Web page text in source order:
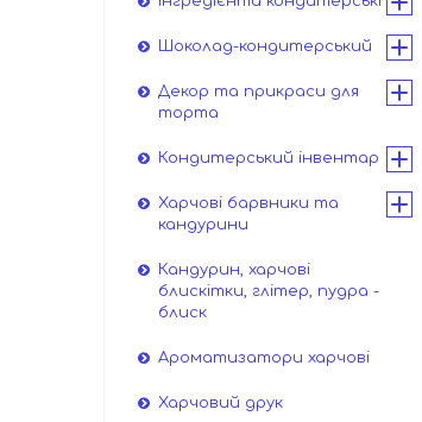
Шоколад-кондитерський
Декор та прикраси для
торта
Кондитерський інвентар
Харчові барвники та
кандурини
Кандурин, харчові
блискітки, глітер, пудра -
блиск
Ароматизатори харчові
Харчовий друк